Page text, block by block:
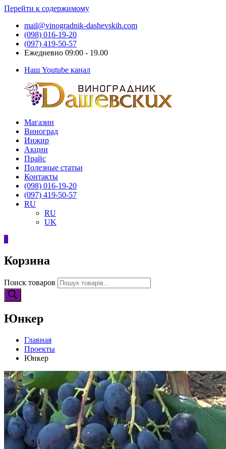
Перейти к содержимому
mail@vinogradnik-dashevskih.com
(098) 016-19-20
(097) 419-50-57
Ежедневно 09:00 - 19.00
Наш Youtube канал
Виноградник
Дашевских
Саженцы
черенки
винограда
Магазин
Виноград
Инжир
Акции
Прайс
Полезные статьи
Контакты
(098) 016-19-20
(097) 419-50-57
RU
RU
UK
0
Корзина
Поиск товаров
Юнкер
Главная
Проекты
Юнкер